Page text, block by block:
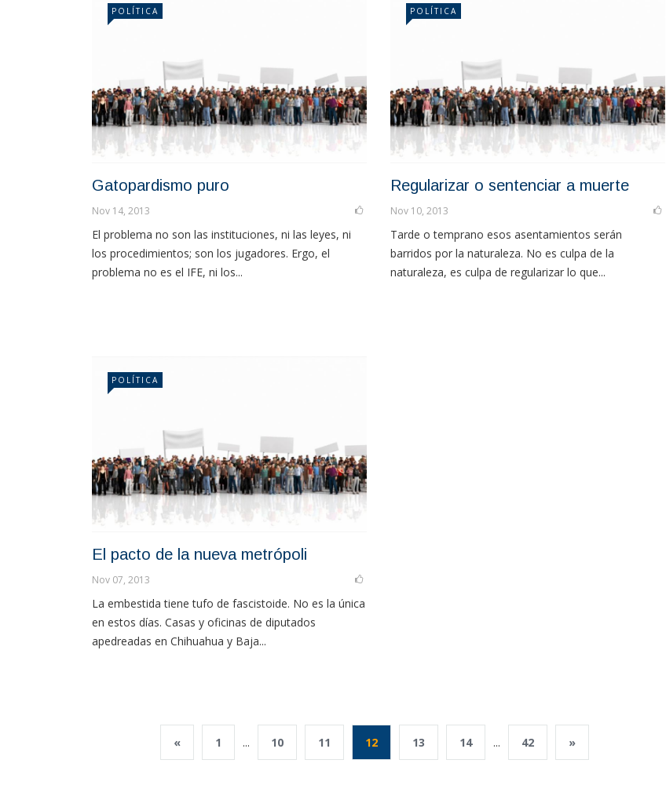
POLÍTICA
Gatopardismo puro
Nov 14, 2013
El problema no son las instituciones, ni las leyes, ni
los procedimientos; son los jugadores. Ergo, el
problema no es el IFE, ni los...
POLÍTICA
Regularizar o sentenciar a muerte
Nov 10, 2013
Tarde o temprano esos asentamientos serán
barridos por la naturaleza. No es culpa de la
naturaleza, es culpa de regularizar lo que...
POLÍTICA
El pacto de la nueva metrópoli
Nov 07, 2013
La embestida tiene tufo de fascistoide. No es la única
en estos días. Casas y oficinas de diputados
apedreadas en Chihuahua y Baja...
« 1 ... 10 11 12 13 14 ... 42 »